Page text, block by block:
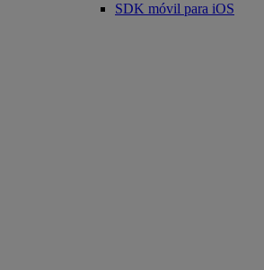
SDK móvil para iOS